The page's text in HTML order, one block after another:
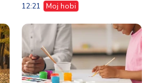
12:21 Moj hobi